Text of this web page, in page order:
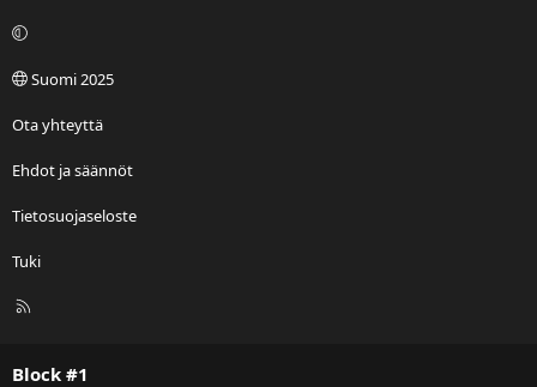
Suomi 2025
Ota yhteyttä
Ehdot ja säännöt
Tietosuojaseloste
Tuki
R
Block #1